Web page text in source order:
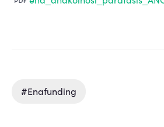
#enafunding